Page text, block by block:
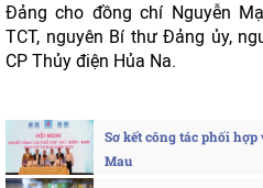
Đảng cho đồng chí Nguyễn
TCT, nguyên Bí thư Đảng ủy,
CP Thủy điện Hủa Na.
Sơ kết công tác phối
Mau